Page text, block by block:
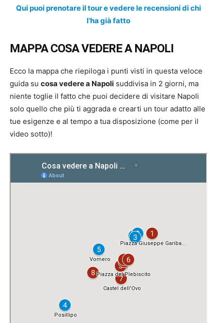
Qui puoi prenotare il tour e vedere le recensioni di chi
l’ha già fatto
MAPPA COSA VEDERE A NAPOLI
Ecco la mappa che riepiloga i punti visti in questa veloce
guida su cosa vedere a Napoli suddivisa in 2 giorni, ma
niente toglie il fatto che puoi decidere di visitare Napoli
solo quello che più ti aggrada e crearti un tour adatto alle
tue esigenze e al tempo a tua disposizione (come per il
video sotto)!